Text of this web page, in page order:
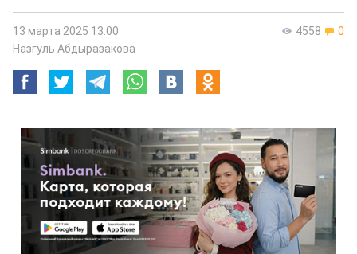
4558 0
13 марта 2025 13:00
Назгуль Абдыразакова